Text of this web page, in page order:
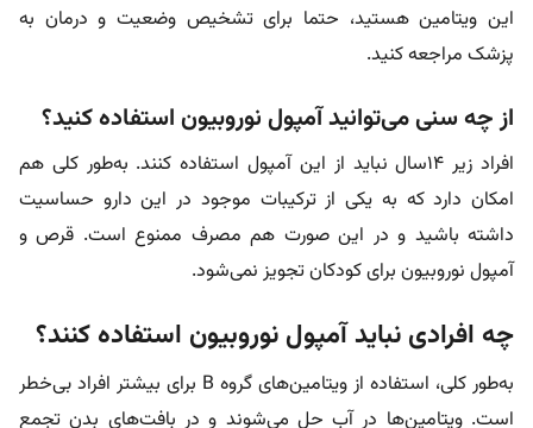
این ویتامین هستید، حتما برای تشخیص وضعیت و درمان به
پزشک مراجعه کنید.
از چه سنی می‌توانید آمپول نوروبیون استفاده کنید؟
افراد زیر ۱۴سال نباید از این آمپول استفاده کنند. به‌طور کلی هم
امکان دارد که به یکی از ترکیبات موجود در این دارو حساسیت
داشته باشید و در این صورت هم مصرف ممنوع است. قرص و
آمپول نوروبیون برای کودکان تجویز نمی‌شود.
چه افرادی نباید آمپول نوروبیون استفاده کنند؟
به‌طور کلی، استفاده از ویتامین‌های گروه B برای بیشتر افراد بی‌خطر
است. ویتامین‌ها در آب حل می‌شوند و در بافت‌های بدن تجمع